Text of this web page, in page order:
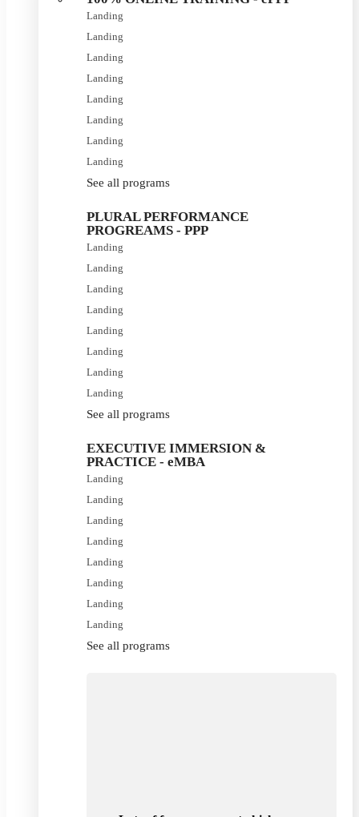
Landing
Landing
Landing
Landing
Landing
Landing
Landing
Landing
See all programs
PLURAL PERFORMANCE
PROGREAMS - PPP
Landing
Landing
Landing
Landing
Landing
Landing
Landing
Landing
See all programs
EXECUTIVE IMMERSION &
PRACTICE - eMBA
Landing
Landing
Landing
Landing
Landing
Landing
Landing
Landing
See all programs